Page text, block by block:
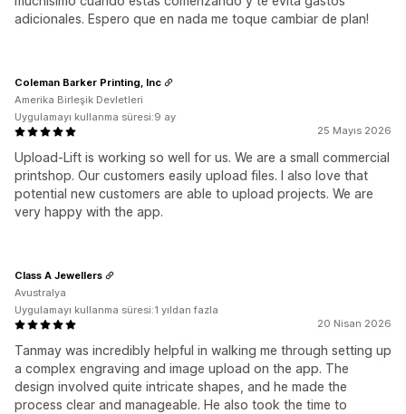
adicionales. Espero que en nada me toque cambiar de plan!
25 Mayıs 2026
Upload-Lift is working so well for us. We are a small commercial
printshop. Our customers easily upload files. I also love that
potential new customers are able to upload projects. We are
very happy with the app.
Coleman Barker Printing, Inc
Amerika Birleşik Devletleri
Uygulamayı kullanma süresi:9 ay
20 Nisan 2026
Tanmay was incredibly helpful in walking me through setting up
a complex engraving and image upload on the app. The
design involved quite intricate shapes, and he made the
process clear and manageable. He also took the time to
Class A Jewellers
Avustralya
Uygulamayı kullanma süresi:1 yıldan fazla